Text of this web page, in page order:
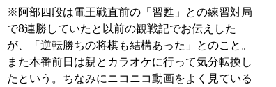
※阿部四段は電王戦直前の「習甦」との練習対局
で8連勝していたと以前の観戦記でお伝えした
が、「逆転勝ちの将棋も結構あった」とのこと。
また本番前日は親とカラオケに行って気分転換し
たという。ちなみにニコニコ動画をよく見ている